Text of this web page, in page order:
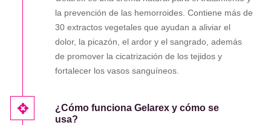
la prevención de las hemorroides. Contiene más de
30 extractos vegetales que ayudan a aliviar el
dolor, la picazón, el ardor y el sangrado, además
de promover la cicatrización de los tejidos y
fortalecer los vasos sanguíneos.
¿Cómo funciona Gelarex y cómo se
usa?